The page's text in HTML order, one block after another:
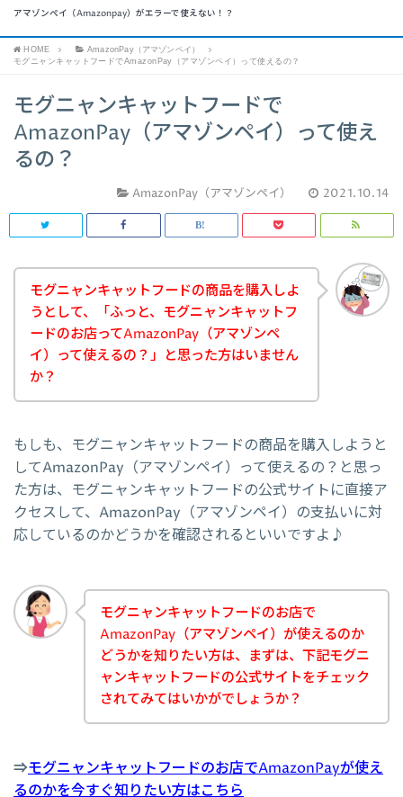
アマゾンペイ（Amazonpay）がエラーで使えない！？
HOME
AmazonPay（アマゾンペイ）
モグニャンキャットフードでAmazonPay（アマゾンペイ）って使えるの？
モグニャンキャットフードで
AmazonPay（アマゾンペイ）って使え
るの？
AmazonPay（アマゾンペイ） 2021.10.14
モグニャンキャットフードの商品を購入しよ
うとして、「ふっと、モグニャンキャットフ
ードのお店ってAmazonPay（アマゾンペ
イ）って使えるの？」と思った方はいません
か？
もしも、モグニャンキャットフードの商品を購入しようと
してAmazonPay（アマゾンペイ）って使えるの？と思っ
た方は、モグニャンキャットフードの公式サイトに直接ア
クセスして、AmazonPay（アマゾンペイ）の支払いに対
応しているのかどうかを確認されるといいですよ♪
モグニャンキャットフードのお店で
AmazonPay（アマゾンペイ）が使えるのか
どうかを知りたい方は、まずは、下記モグニ
ャンキャットフードの公式サイトをチェック
されてみてはいかがでしょうか？
⇒モグニャンキャットフードのお店でAmazonPayが使え
るのかを今すぐ知りたい方はこちら